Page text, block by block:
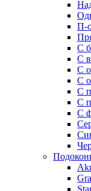
П-
С
С
С
С
С
С
С